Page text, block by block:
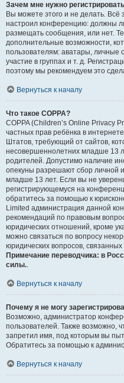
Зачем мне нужно
Вы можете этого и не делать. Всё
настроил конференцию: должны
размещать сообщения, или нет.
дополнительные возможности,
пользователям: аватары, личные
участие в группах и т. д.
поэтому мы рекомендуем это
Вернуться к началу
Что такое COPPA?
COPPA (Children’s Online Privacy
частных прав ребёнка в
Штатов, требующий от сайтов,
несовершеннолетних младше 13
родителей. Допустимо наличие
опекуны разрешают сбор личной
младше 13 лет. Если вы не
регистрирующемуся на
обратитесь за помощью к
Limited администрация данной
рекомендаций по правовым
юридических отношений, кроме
можно связаться по вопросу
юридических вопросов,
Примечание переводчика: в
силы..
Вернуться к началу
Почему я не могу
Возможно, администратор
пользователей. Также возможно,
запретил имя, под которым вы
Обратитесь за помощью к
Вернуться к началу